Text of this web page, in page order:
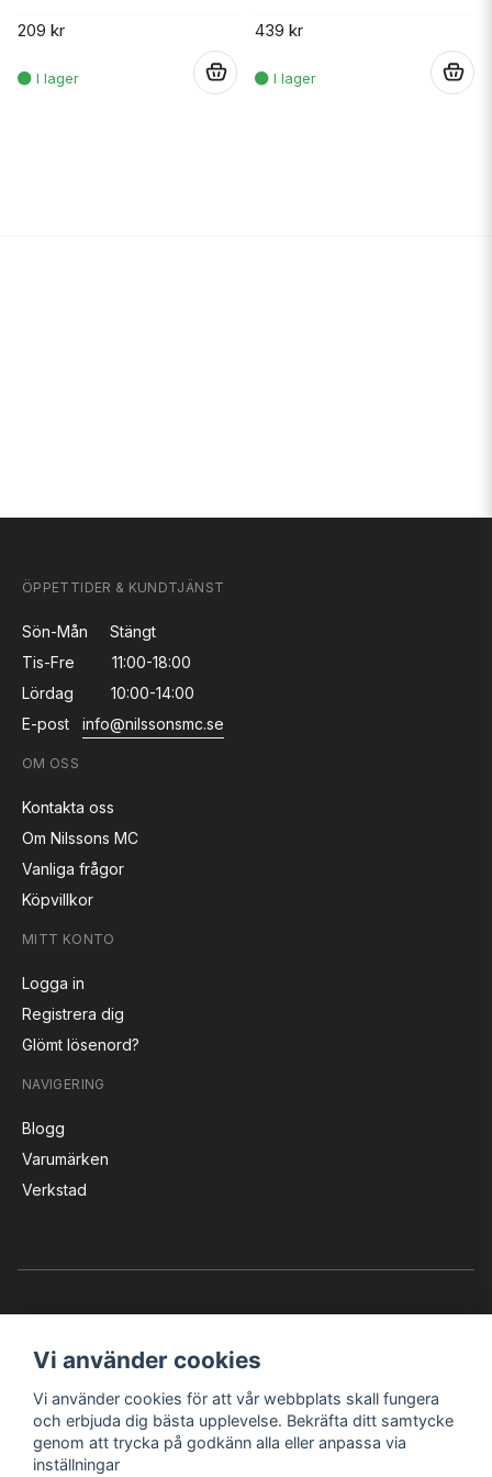
209 kr 439 kr
ÖPPETTIDER & KUNDTJÄNST
Sön-Mån
Stängt
Tis-Fre
11:00-18:00
Lördag
10:00-14:00
E-post
info@nilssonsmc.se
OM OSS
Kontakta oss
Om Nilssons MC
Vanliga frågor
Köpvillkor
MITT KONTO
Logga in
Registrera dig
Glömt lösenord?
NAVIGERING
Blogg
Varumärken
Verkstad
Instagram Facebook YouTube
Vi använder cookies
Vi använder cookies för att vår webbplats skall fungera
och erbjuda dig bästa upplevelse. Bekräfta ditt samtycke
genom att trycka på godkänn alla eller anpassa via
inställningar